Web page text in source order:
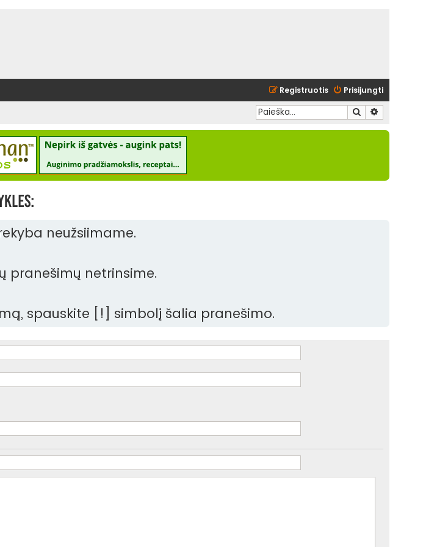
Prisijungti
Registruotis
Ieškoti
neužsiimame.
pranešimų netrinsime.
spauskite [!] simbolį šalia pranešimo.